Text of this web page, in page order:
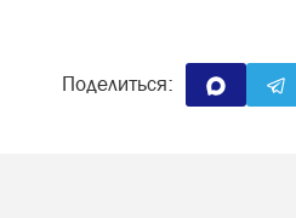
Поделиться: